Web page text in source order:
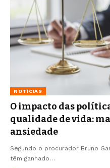
NOTÍCIAS
O impacto das
qualidade de vida:
ansiedade
Segundo o procurador Bruno
têm ganhado…